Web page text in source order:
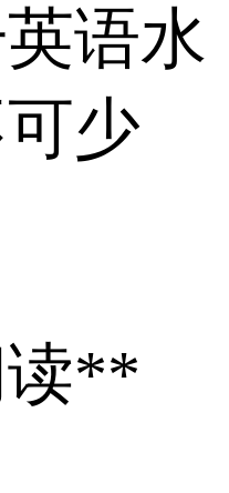
语水
少
**